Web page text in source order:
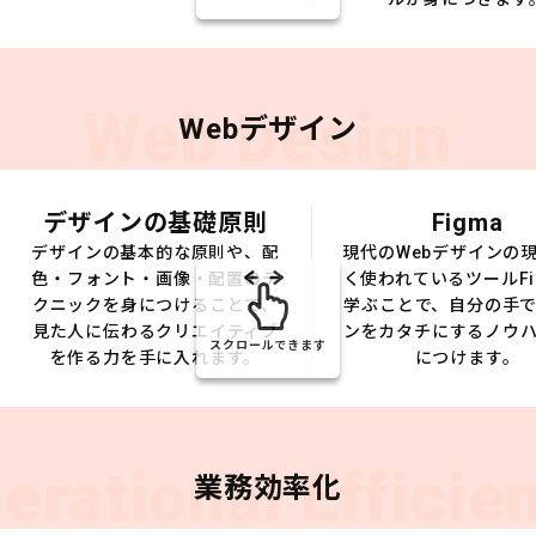
Web Design
Webデザイン
デザインの基礎原則
デザインの基本的な原則や、配
色・フォント・画像・配置のテ
クニックを身につけることで、
見た人に伝わるクリエイティブ
を作る力を手に入れます。
Figma
現代のWebデザインの
く使われているツール
学ぶことで、自分の手
ンをカタチにするノウ
につけます。
スクロールできます
業務効率化